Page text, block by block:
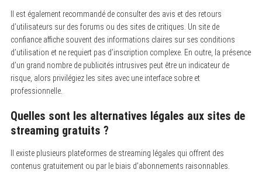
Il est également recommandé de consulter des avis et des retours
d’utilisateurs sur des forums ou des sites de critiques. Un site de
confiance affiche souvent des informations claires sur ses conditions
d’utilisation et ne requiert pas d’inscription complexe. En outre, la présence
d’un grand nombre de publicités intrusives peut être un indicateur de
risque, alors privilégiez les sites avec une interface sobre et
professionnelle.
Quelles sont les alternatives légales aux sites de
streaming gratuits ?
Il existe plusieurs plateformes de streaming légales qui offrent des
contenus gratuitement ou par le biais d’abonnements raisonnables.